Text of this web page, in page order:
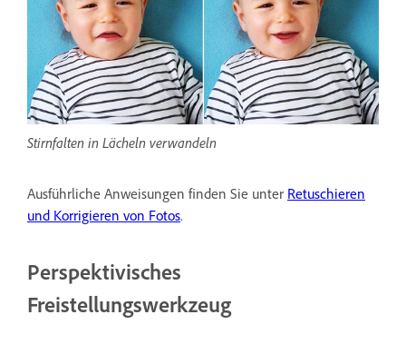
Stirnfalten in Lächeln verwandeln
Ausführliche Anweisungen finden Sie unter Retuschieren
und Korrigieren von Fotos.
Perspektivisches
Freistellungswerkzeug